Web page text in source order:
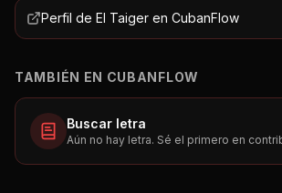
Perfil de El Taiger en CubanFlow
TAMBIÉN EN CUBANFLOW
Buscar letra
Aún no hay letra. Sé el primero en